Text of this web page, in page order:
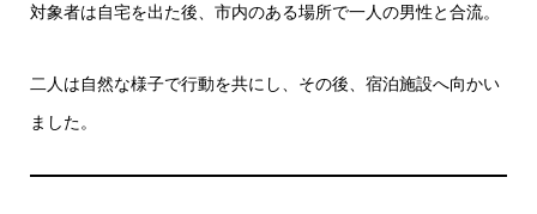
対象者は自宅を出た後、市内のある場所で一人の男性と合流。
二人は自然な様子で行動を共にし、その後、宿泊施設へ向かい
ました。